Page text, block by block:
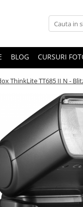
BLOG CURSURI
ThinkLite TT685 II N -